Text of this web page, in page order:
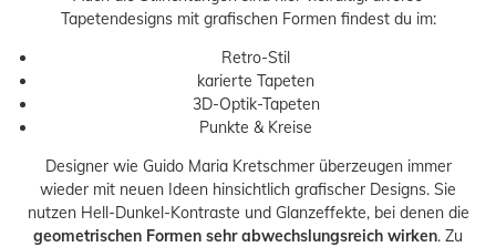
Tapetendesigns mit grafischen Formen findest du im:
Retro-Stil
karierte Tapeten
3D-Optik-Tapeten
Punkte & Kreise
Designer wie Guido Maria Kretschmerüberzeugen immer
wieder mit neuen Ideen hinsichtlich grafischer Designs. Sie
nutzen Hell-Dunkel-Kontraste und Glanzeffekte, bei denen die
geometrischen Formen sehr abwechslungsreich wirken. Zu